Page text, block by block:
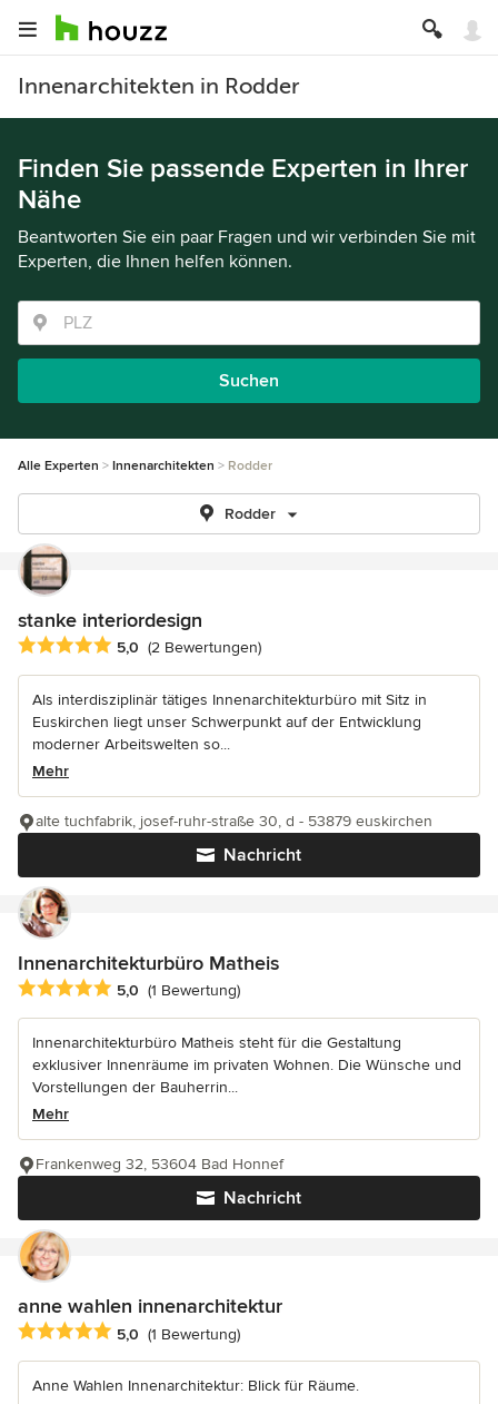
Innenarchitekten in Rodder
Finden Sie passende Experten in Ihrer
Nähe
Beantworten Sie ein paar Fragen und wir verbinden Sie mit
Experten, die Ihnen helfen können.
Suchen
Alle Experten Innenarchitekten Rodder
Rodder
stanke interiordesign
Durchschnittliche Bewertung: 5 von 5 Sternen
5,0 (2 Bewertungen)
Als interdisziplinär tätiges Innenarchitekturbüro mit Sitz in
Euskirchen liegt unser Schwerpunkt auf der Entwicklung
moderner Arbeitswelten so...
Mehr
Nachricht
alte tuchfabrik, josef-ruhr-straße 30, d - 53879 euskirchen
Innenarchitekturbüro Matheis
Durchschnittliche Bewertung: 5 von 5 Sternen
5,0 (1 Bewertung)
Innenarchitekturbüro Matheis steht für die Gestaltung
exklusiver Innenräume im privaten Wohnen. Die Wünsche und
Vorstellungen der Bauherrin...
Mehr
Nachricht
Frankenweg 32, 53604 Bad Honnef
anne wahlen innenarchitektur
Durchschnittliche Bewertung: 5 von 5 Sternen
5,0 (1 Bewertung)
Anne Wahlen Innenarchitektur: Blick für Räume.